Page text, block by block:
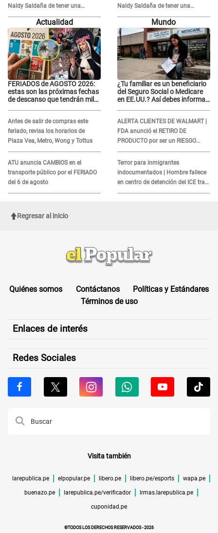
Naldy Saldaña de tener una
relación con él y otros integrantes
Naldy Saldaña de tener una
relación con él y otros integrantes
Actualidad
FERIADOS de AGOSTO 2026:
estas son las próximas fechas
de descanso que tendrán miles
Antes de salir de compras este
feriado, revisa los horarios de
Plaza Vea, Metro, Wong y Tottus
ATU anuncia CAMBIOS en el
transporte público por el FERIADO
del 6 de agosto
Mundo
¿Tu familiar es un beneficiario
del Seguro Social o Medicare
en EE.UU.? Así debes informar
ALERTA CLIENTES DE WALMART |
FDA anunció el RETIRO DE
PRODUCTO por ser un RIESGO
MORTAL para consumidores: ¿Cuál
es?
Terror para inmigrantes
indocumentados | Hombre fallece
en centro de detención del ICE tras
sufrir una "emergencia médica"
Regresar al inicio
Quiénes somos Contáctanos
Políticas y Estándares
Términos de uso
Enlaces de interés
Redes Sociales
Visita también
larepublica.pe elpopular.pe libero.pe libero.pe/esports wapa.pe
buenazo.pe larepublica.pe/verificador lrmas.larepublica.pe
cuponidad.pe
©TODOS LOS DERECHOS RESERVADOS -2026